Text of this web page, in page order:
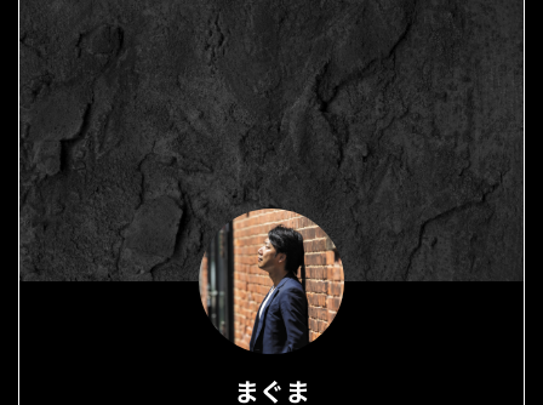
まぐま